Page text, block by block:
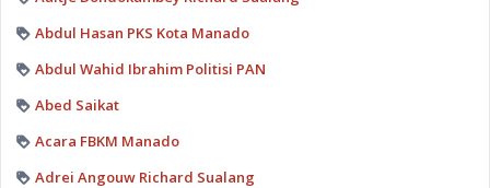
Abdul Hasan PKS Kota Manado
Abdul Wahid Ibrahim Politisi PAN
Abed Saikat
Acara FBKM Manado
Adrei Angouw Richard Sualang